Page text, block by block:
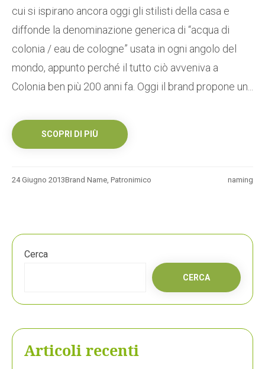
cui si ispirano ancora oggi gli stilisti della casa e
diffonde la denominazione generica di “acqua di
colonia / eau de cologne” usata in ogni angolo del
mondo, appunto perché il tutto ciò avveniva a
Colonia ben più 200 anni fa. Oggi il brand propone un...
SCOPRI DI PIÙ
24 Giugno 2013 naming
Brand Name, Patronimico
Cerca
CERCA
Articoli recenti